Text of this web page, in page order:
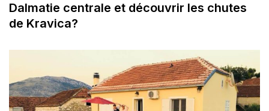
Dalmatie centrale et découvrir les chutes
de Kravica?